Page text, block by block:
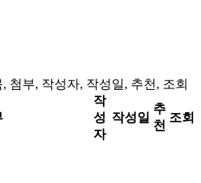
첨부, 작성자, 작성일, 추천, 조회
작
성
자
작성일
추
천
조회